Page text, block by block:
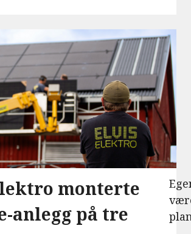
monterte
anlegg på tre